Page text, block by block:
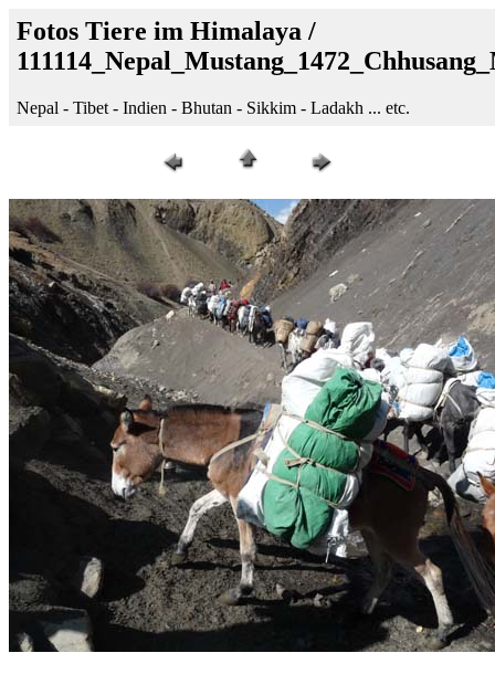
Fotos Tiere im Himalaya /
Nepal - Tibet - Indien - Bhutan - Sikkim - Ladakh ... etc.